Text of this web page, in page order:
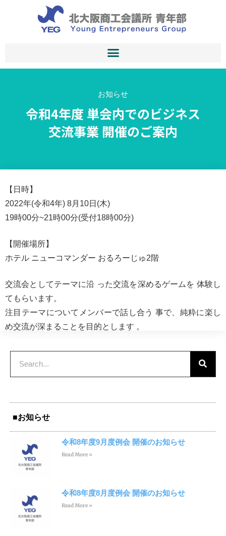
お知らせ
令和4年度 単会内でのビジネス
交流事業 開催のご案内
【日時】
2022年(令和4年) 8月10日(木)
19時00分~21時00分(受付18時00分)
【開催場所】
ホテル ニューコマンダー おるろーじゅ2階
交流会としてテーマに沿 った交流を深めるゲームを 体験し
てもらいます。
注目テーマについてメンバーで話し合う 事で、純粋に楽し
め交流が深まることを目的とします 。
■お知らせ
令和8年度9月度例会 開催のお知らせ
Read More »
令和8年度8月度例会 開催のお知らせ
Read More »